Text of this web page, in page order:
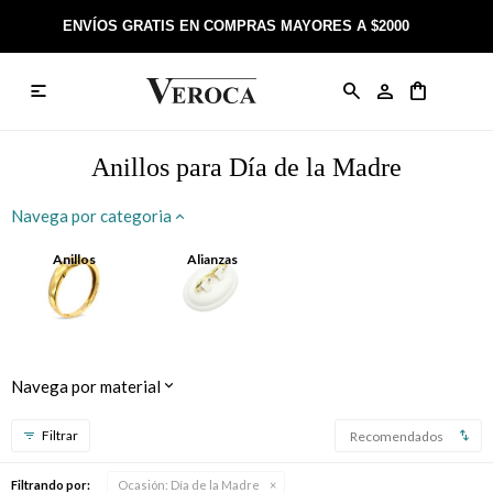
ENVÍOS GRATIS EN COMPRAS MAYORES A $2000

Anillos para Día de la Madre
Navega por categoria
Anillos Alianzas
Navega por material
Recomendados
Filtrando por: Ocasión: Día de la Madre
Anillos
Rosarios
Colgantes
Tobilleras
Llaveros
Día de la Madre
Bautismo
Boda
Cumpleaños de 15
Sobre Veroca Joyas
Trabaja con nosotros
Contacto
Como comprar on-line
Términos y condiciones